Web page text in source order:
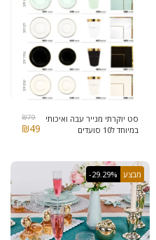
סט יוקרתי מנייר עבה ואיכותי
במיוחד ל10 סועדים
₪79
₪49
מבצע -29.29%